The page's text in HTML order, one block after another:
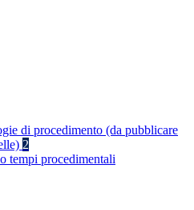
di procedimento (da pubblicare
2
tempi procedimentali